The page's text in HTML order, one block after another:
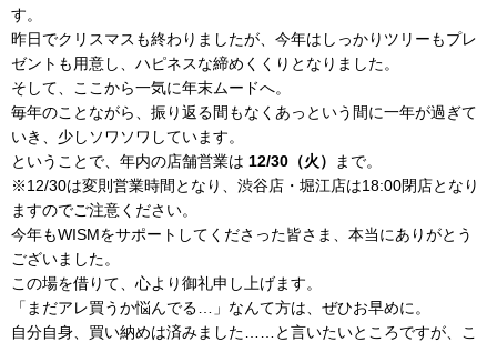
す。
昨日でクリスマスも終わりましたが、今年はしっかりツリーもプレ
ゼントも用意し、ハピネスな締めくくりとなりました。
そして、ここから一気に年末ムードへ。
毎年のことながら、振り返る間もなくあっという間に一年が過ぎて
いき、少しソワソワしています。
ということで、年内の店舗営業は 12/30（火）
まで。
※12/30は変則営業時間となり、渋谷店・堀江店は18:00閉店となり
ますのでご注意ください。
今年もWISMをサポートしてくださった皆さま、本当にありがとう
ございました。
この場を借りて、心より御礼申し上げます。
「まだアレ買うか悩んでる…」なんて方は、ぜひお早めに。
自分自身、買い納めは済みました……と言いたいところですが、こ